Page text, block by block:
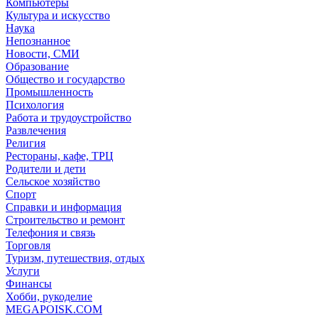
Компьютеры
Культура и искусство
Наука
Непознанное
Новости, СМИ
Образование
Общество и государство
Промышленность
Психология
Работа и трудоустройство
Развлечения
Религия
Рестораны, кафе, ТРЦ
Родители и дети
Сельское хозяйство
Спорт
Справки и информация
Строительство и ремонт
Телефония и связь
Торговля
Туризм, путешествия, отдых
Услуги
Финансы
Хобби, рукоделие
MEGAPOISK.COM